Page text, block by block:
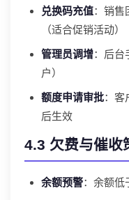
兑换码充值：销售
（适合促销活动）
管理员调增：后台
户）
额度申请审批：客
后生效
4.3 欠费与催收
余额预警：余额低